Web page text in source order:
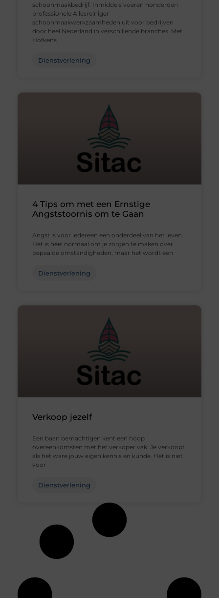
schoonmaakbedrijf. Inmiddels voeren honderden
professionele Allesreiniger
schoonmaakwerkzaamheden uit voor bedrijven
door heel Nederland in verschillende branches. Met
Hofkens
Dienstverlening
4 Tips om met een Ernstige
Angststoornis om te Gaan
Angst is voor iedereen een onderdeel van het leven.
Het is heel normaal om je zorgen te maken over
bepaalde omstandigheden, maar het wordt een
Dienstverlening
Verkoop jezelf
Een baan bemachtigen kent een hoop
overeenkomsten met het verkoper vak. Je verkoopt
als het ware jouw eigen kennis en kunde. Het is niet
voor
Dienstverlening